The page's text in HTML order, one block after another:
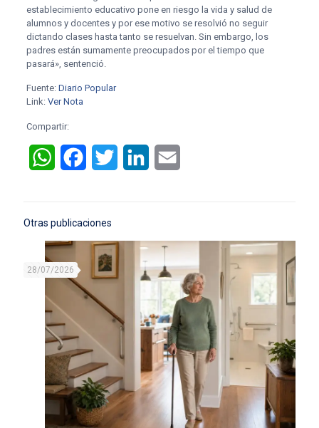
establecimiento educativo pone en riesgo la vida y salud de
alumnos y docentes y por ese motivo se resolvió no seguir
dictando clases hasta tanto se resuelvan. Sin embargo, los
padres están sumamente preocupados por el tiempo que
pasará», sentenció.
Fuente: Diario Popular
Link: Ver Nota
Compartir:
WhatsAppFacebookTwitter LinkedIn
Otras publicaciones
28/07/2026